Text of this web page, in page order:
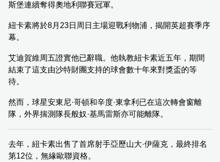
斯堡連續奪得奧地利聯賽冠軍。
紐卡素將於8月23日周日主場迎戰利物浦，揭開英超賽季序
幕。
艾迪賀維周五證實他已辭職。他執教紐卡素近五年，期間
結束了這支由沙特財團支持的球會數十年來對獎盃的等
待。
然而，球星安東尼·哥頓和辛度·東拿利已在這次轉會窗離
隊，外界揣測隊長般奴·基馬雷斯亦可能離隊。
去年，紐卡素出售了首席射手亞歷山大·伊薩克，最終排名
第12位，無緣歐聯資格。